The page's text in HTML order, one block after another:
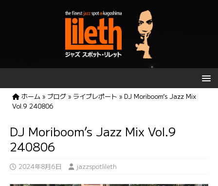
ホーム » ブログ » ライブレポート » DJ Moriboom’s Jazz Mix
Vol.9 240806
DJ Moriboom’s Jazz Mix Vol.9
240806
2024年8月6日 jazzspotlileth